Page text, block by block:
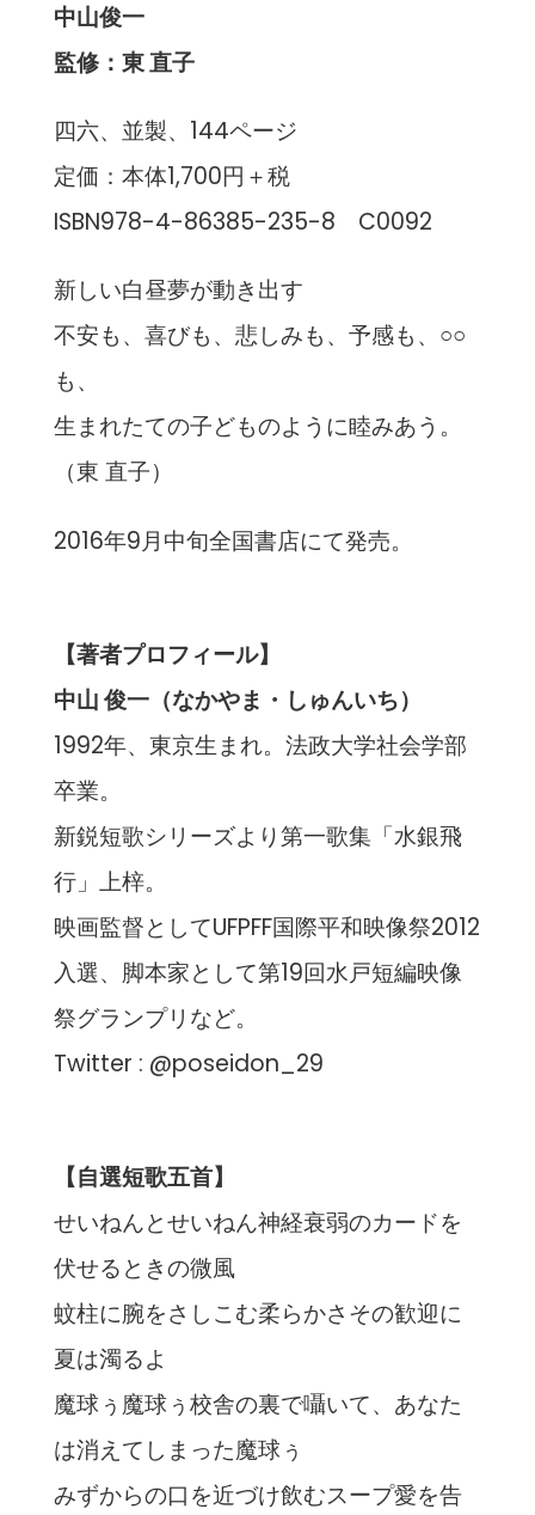
中山俊一
監修：東 直子
四六、並製、144ページ
定価：本体1,700円＋税
ISBN978-4-86385-235-8 C0092
新しい白昼夢が動き出す
不安も、喜びも、悲しみも、予感も、○○
も、
生まれたての子どものように睦みあう。
（東 直子）
2016年9月中旬全国書店にて発売。
【著者プロフィール】
中山 俊一（なかやま・しゅんいち）
1992年、東京生まれ。法政大学社会学部
卒業。
新鋭短歌シリーズより第一歌集「水銀飛
行」上梓。
映画監督としてUFPFF国際平和映像祭2012
入選、脚本家として第19回水戸短編映像
祭グランプリなど。
Twitter : @poseidon_29
【自選短歌五首】
せいねんとせいねん神経衰弱のカードを
伏せるときの微風
蚊柱に腕をさしこむ柔らかさその歓迎に
夏は濁るよ
魔球ぅ魔球ぅ校舎の裏で囁いて、あなた
は消えてしまった魔球ぅ
みずからの口を近づけ飲むスープ愛を告